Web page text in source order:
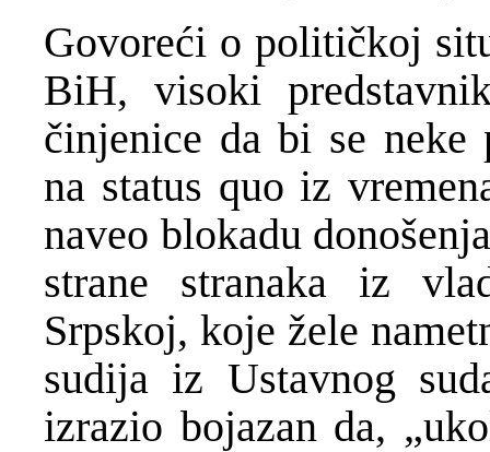
Govoreći o političkoj
BiH, visoki
činjenice da bi se
na status quo iz
naveo blokadu
strane stranaka iz
Srpskoj, koje žele
sudija iz Ustavnog
izrazio bojazan da,